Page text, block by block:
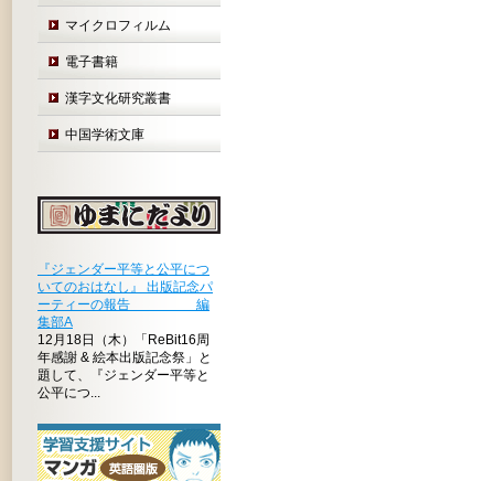
マイクロフィルム
電子書籍
漢字文化研究叢書
中国学術文庫
『ジェンダー平等と公平につ
いてのおはなし』 出版記念パ
ーティーの報告 編
集部A
12月18日（木）「ReBit16周
年感謝 & 絵本出版記念祭」と
題して、『ジェンダー平等と
公平につ...